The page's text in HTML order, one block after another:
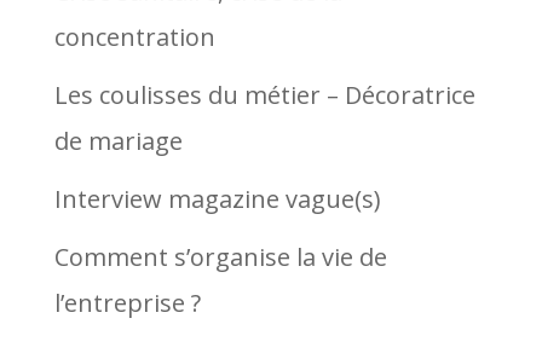
concentration
Les coulisses du métier – Décoratrice
de mariage
Interview magazine vague(s)
Comment s’organise la vie de
l’entreprise ?